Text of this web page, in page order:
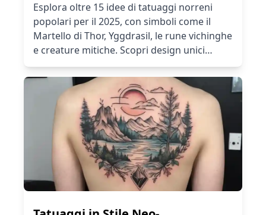
Esplora oltre 15 idee di tatuaggi norreni
popolari per il 2025, con simboli come il
Martello di Thor, Yggdrasil, le rune vichinghe
e creature mitiche. Scopri design unici
ispirati alla mitologia norrena, alla natura e
alla cultura vichinga. Usa il nostro
generatore AI per creare il tuo tatuaggio
norreno personalizzato oggi stesso!